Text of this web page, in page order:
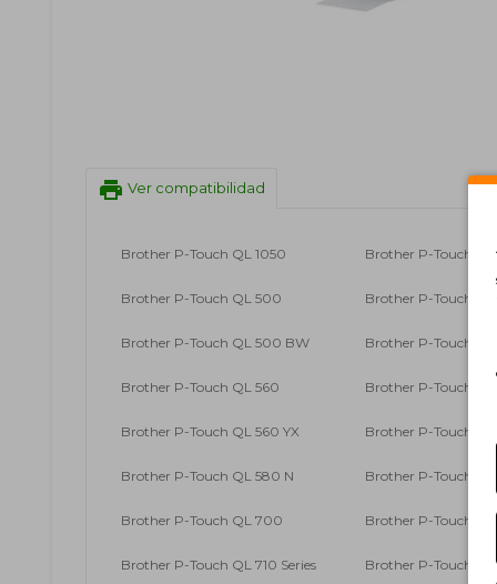
print Ver compatibilidad
Brother P-Touch QL 1050 Brother P-Touch QL
Brother P-Touch QL 500 Brother P-Touch
Brother P-Touch QL 500 BW Brother P-Touch QL
Brother P-Touch QL 560 Brother P-Touch QL
Brother P-Touch QL 560 YX Brother P-Touch QL
Brother P-Touch QL 580 N Brother P-Touch QL
Brother P-Touch QL 700 Brother P-Touch QL
Brother P-Touch QL 710 Series Brother P-Touch QL